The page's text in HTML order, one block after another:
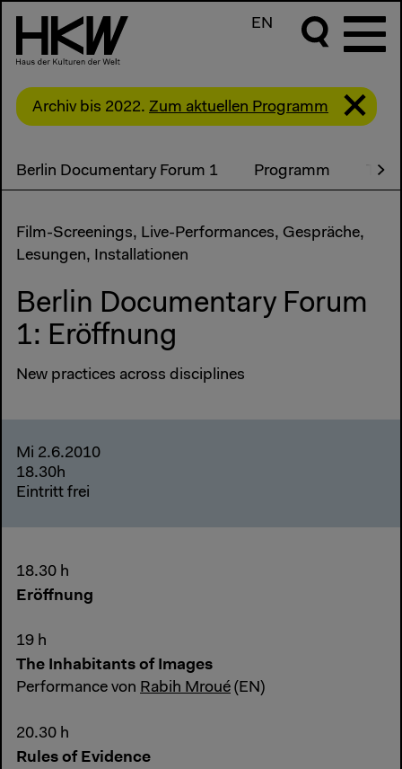
EN
Archiv bis 2022. Zum aktuellen Programm
Berlin Documentary Forum 1 Programm
Film-Screenings, Live-Performances, Gespräche,
Lesungen, Installationen
Berlin Documentary Forum
1: Eröffnung
New practices across disciplines
Mi 2.6.2010
18.30h
Eintritt frei
18.30 h
Eröffnung
19 h
The Inhabitants of Images
Performance von Rabih Mroué (EN)
20.30 h
Rules of Evidence